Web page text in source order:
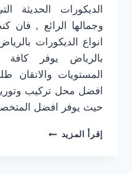
الديكورات الحديثة
وجمالها الرائع ,
انواع الديكورات
بالرياض يوفر كافة
المستويات
افضل محل تركيب
حيث يوفر افضل
إقرأ المزيد محل